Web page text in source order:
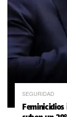
SEGURIDAD